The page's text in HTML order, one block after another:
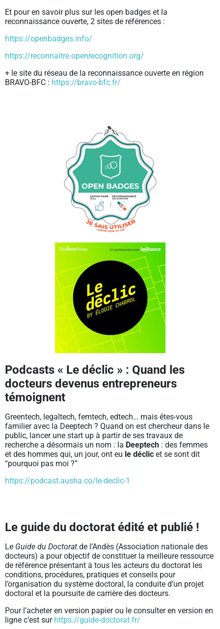
Et pour en savoir plus sur les open badges et la
reconnaissance ouverte, 2 sites de références :
https://openbadges.info/
https://reconnaitre.openrecognition.org/
+ le site du réseau de la reconnaissance ouverte en région
BRAVO-BFC : https://bravo-bfc.fr/
Podcasts « Le déclic » : Quand les
docteurs devenus entrepreneurs
témoignent
Greentech, legaltech, femtech, edtech… mais êtes-vous
familier avec la Deeptech ? Quand on est chercheur dans le
public, lancer une start up à partir de ses travaux de
recherche a désormais un nom : la Deeptech : des femmes
et des hommes qui, un jour, ont eu le déclic et se sont dit
“pourquoi pas moi ?”
https://podcast.ausha.co/le-declic-1
Le guide du doctorat édité et publié !
Le Guide du Doctorat de l’Andès (Association nationale des
docteurs) a pour objectif de constituer la meilleure ressource
de référence présentant à tous les acteurs du doctorat les
conditions, procédures, pratiques et conseils pour
l’organisation du système doctoral, la conduite d’un projet
doctoral et la poursuite de carrière des docteurs.
Pour l’acheter en version papier ou le consulter en version en
ligne c’est sur https://guide-doctorat.fr/